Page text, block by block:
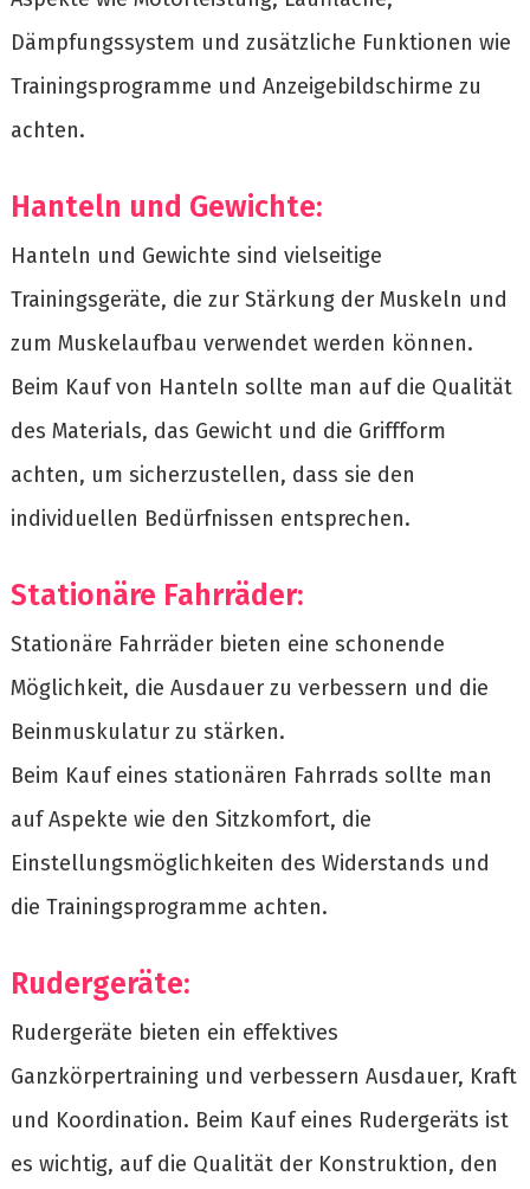
Dämpfungssystem und zusätzliche Funktionen wie
Trainingsprogramme und Anzeigebildschirme zu
achten.
Hanteln und Gewichte:
Hanteln und Gewichte sind vielseitige
Trainingsgeräte, die zur Stärkung der Muskeln und
zum Muskelaufbau verwendet werden können.
Beim Kauf von Hanteln sollte man auf die Qualität
des Materials, das Gewicht und die Griffform
achten, um sicherzustellen, dass sie den
individuellen Bedürfnissen entsprechen.
Stationäre Fahrräder:
Stationäre Fahrräder bieten eine schonende
Möglichkeit, die Ausdauer zu verbessern und die
Beinmuskulatur zu stärken.
Beim Kauf eines stationären Fahrrads sollte man
auf Aspekte wie den Sitzkomfort, die
Einstellungsmöglichkeiten des Widerstands und
die Trainingsprogramme achten.
Rudergeräte:
Rudergeräte bieten ein effektives
Ganzkörpertraining und verbessern Ausdauer, Kraft
und Koordination. Beim Kauf eines Rudergeräts ist
es wichtig, auf die Qualität der Konstruktion, den